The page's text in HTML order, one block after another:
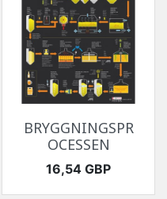
BRYGGNINGSPR
OCESSEN
Pris
16,54 GBP